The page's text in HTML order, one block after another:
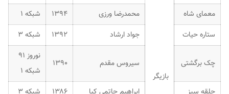
بازیگر
معمای شاه محمدرضا ورزی ۱۳۹۴
شبکه ۱
ستاره حیات
جواد ارشاد ۱۳۹۲ شبکه ۳
چک برگشتی سیروس مقدم ۱۳۹۰
نوروز ۹۱
شبکه ۱